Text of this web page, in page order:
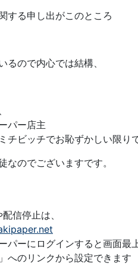
する申し出がこのところ
るので内心では結構、
パー店主
チビッチでお恥ずかしい限りで
なのでございますです。
信停止は、
パーにログインすると画面最
へのリンクから設定できます